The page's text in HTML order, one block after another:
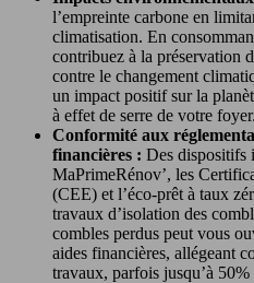
l’empreinte carbone en
climatisation. En
contribuez à la préservation
contre le changement
un impact positif sur la
à effet de serre de votre foyer.
Conformité aux
financières : Des dispositifs
MaPrimeRénov’, les
(CEE) et l’éco-prêt à taux
travaux d’isolation des
combles perdus peut vous
aides financières, allégeant
travaux, parfois jusqu’à